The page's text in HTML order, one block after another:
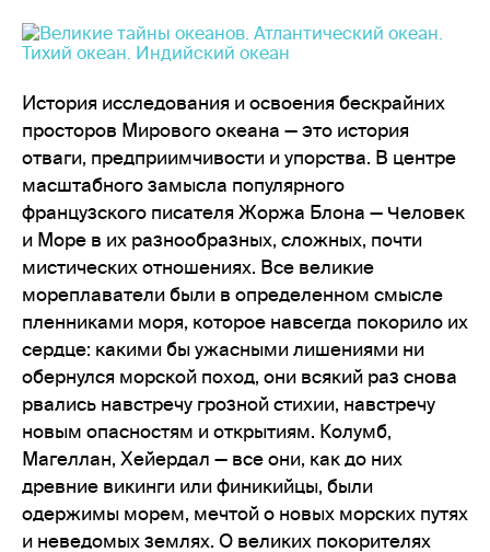
История исследования и освоения бескрайних
просторов Мирового океана — это история
отваги, предприимчивости и упорства. В центре
масштабного замысла популярного
французского писателя Жоржа Блона — Человек
и Море в их разнообразных, сложных, почти
мистических отношениях. Все великие
мореплаватели были в определенном смысле
пленниками моря, которое навсегда покорило их
сердце: какими бы ужасными лишениями ни
обернулся морской поход, они всякий раз снова
рвались навстречу грозной стихии, навстречу
новым опасностям и открытиям. Колумб,
Магеллан, Хейердал — все они, как до них
древние викинги или финикийцы, были
одержимы морем, мечтой о новых морских путях
и неведомых землях. О великих покорителях